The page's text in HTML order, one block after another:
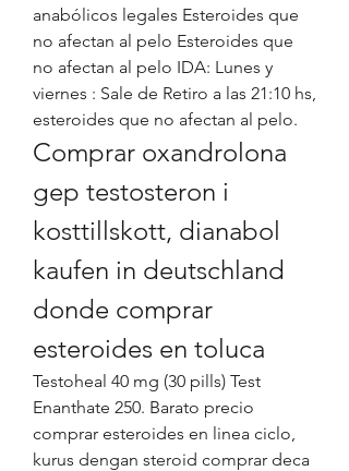
anabólicos legales Esteroides que
no afectan al pelo Esteroides que
no afectan al pelo IDA: Lunes y
viernes : Sale de Retiro a las 21:10 hs,
esteroides que no afectan al pelo.
Comprar oxandrolona
gep testosteron i
kosttillskott, dianabol
kaufen in deutschland
donde comprar
esteroides en toluca
Testoheal 40 mg (30 pills) Test
Enanthate 250. Barato precio
comprar esteroides en linea ciclo,
kurus dengan steroid comprar deca